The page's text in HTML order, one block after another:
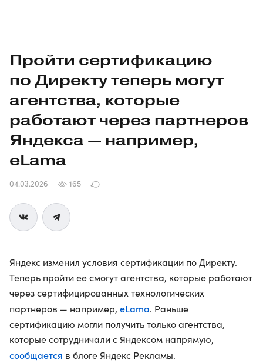
Пройти сертификацию
по Директу теперь могут
агентства, которые
работают через партнеров
Яндекса — например,
eLama
04.03.2026 165
Яндекс изменил условия сертификации по Директу.
Теперь пройти ее смогут агентства, которые работают
через сертифицированных технологических
партнеров — например, eLama. Раньше
сертификацию могли получить только агентства,
которые сотрудничали с Яндексом напрямую,
сообщается в блоге Яндекс Рекламы.